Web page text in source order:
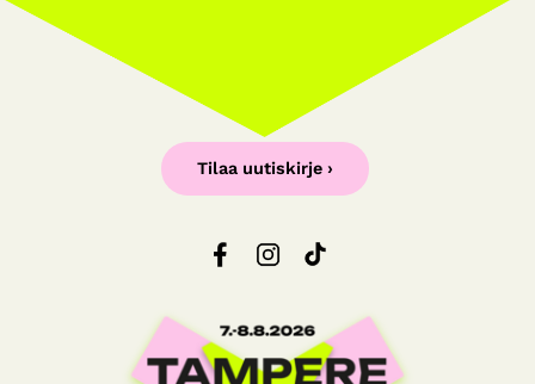
Tilaa uutiskirje ›